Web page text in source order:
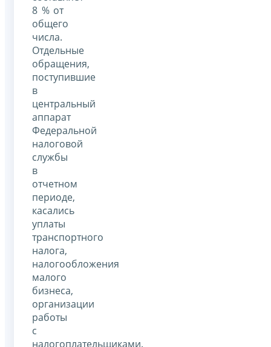
8 % от
общего
числа.
Отдельные
обращения,
поступившие
в
центральный
аппарат
Федеральной
налоговой
службы
в
отчетном
периоде,
касались
уплаты
транспортного
налога,
налогообложения
малого
бизнеса,
организации
работы
с
налогоплательщиками.